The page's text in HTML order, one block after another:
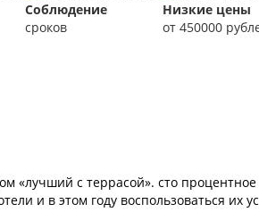
Соблюдение
сроков
Низкие цены
от 450000
«лучший с террасой». сто процентное
и в этом году воспользоваться их